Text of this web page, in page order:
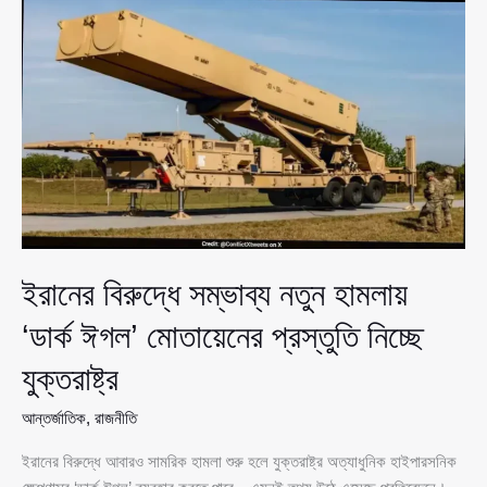
‘ডার্ক
ঈগল’
মোতায়েনের
প্রস্তুতি
যুক্তরাষ্ট্র
ইরানের বিরুদ্ধে সম্ভাব্য নতুন হামলায়
‘ডার্ক ঈগল’ মোতায়েনের প্রস্তুতি নিচ্ছে
যুক্তরাষ্ট্র
আন্তর্জাতিক, রাজনীতি
ইরানের বিরুদ্ধে আবারও সামরিক হামলা শুরু হলে যুক্তরাষ্ট্র অত্যাধুনিক হাইপারসনিক